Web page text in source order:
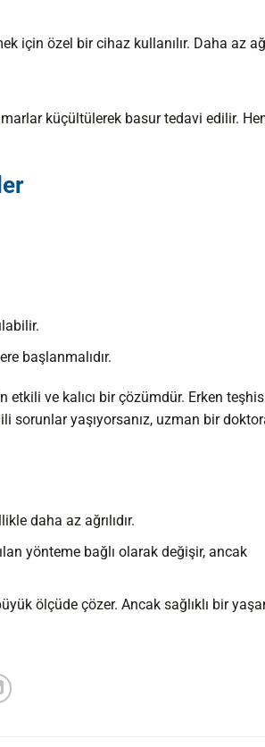
için özel bir cihaz kullanılır. Daha az
küçültülerek basur tedavi edilir.
başlanmalıdır.
ve kalıcı bir çözümdür. Erken
sorunlar yaşıyorsanız, uzman bir
daha az ağrılıdır.
yönteme bağlı olarak değişir, ancak
ölçüde çözer. Ancak sağlıklı bir